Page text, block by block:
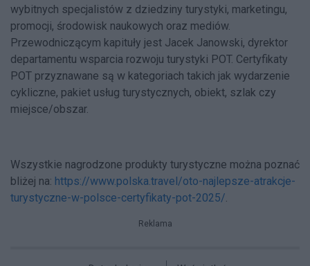
wybitnych specjalistów z dziedziny turystyki, marketingu,
promocji, środowisk naukowych oraz mediów.
Przewodniczącym kapituły jest Jacek Janowski, dyrektor
departamentu wsparcia rozwoju turystyki POT. Certyfikaty
POT przyznawane są w kategoriach takich jak wydarzenie
cykliczne, pakiet usług turystycznych, obiekt, szlak czy
miejsce/obszar.
Wszystkie nagrodzone produkty turystyczne można poznać
bliżej na: https://www.polska.travel/oto-najlepsze-atrakcje-
turystyczne-w-polsce-certyfikaty-pot-2025/
Reklama